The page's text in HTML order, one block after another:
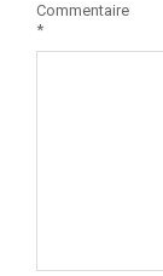
Commentaire
*